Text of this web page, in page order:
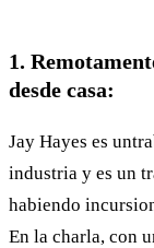
1.
desde casa:
Jay Hayes es
industria y es un
habiendo
En la charla, con